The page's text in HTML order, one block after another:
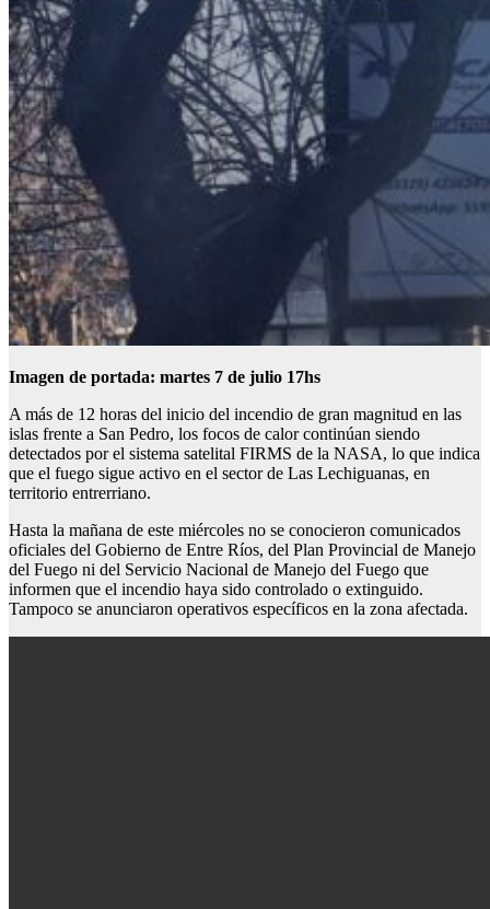
Imagen de portada: martes 7 de julio 17hs
A más de 12 horas del inicio del incendio de gran magnitud en las
islas frente a San Pedro, los focos de calor continúan siendo
detectados por el sistema satelital FIRMS de la NASA, lo que indica
que el fuego sigue activo en el sector de Las Lechiguanas, en
territorio entrerriano.
Hasta la mañana de este miércoles no se conocieron comunicados
oficiales del Gobierno de Entre Ríos, del Plan Provincial de Manejo
del Fuego ni del Servicio Nacional de Manejo del Fuego que
informen que el incendio haya sido controlado o extinguido.
Tampoco se anunciaron operativos específicos en la zona afectada.